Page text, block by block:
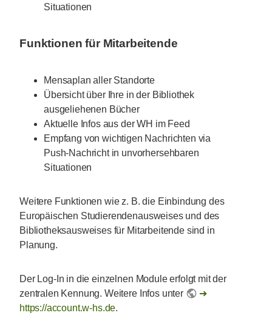
Situationen
Funktionen für Mitarbeitende
Mensaplan aller Standorte
Übersicht über Ihre in der Bibliothek
ausgeliehenen Bücher
Aktuelle Infos aus der WH im Feed
Empfang von wichtigen Nachrichten via
Push-Nachricht in unvorhersehbaren
Situationen
Weitere Funktionen wie z. B. die Einbindung des
Europäischen Studierendenausweises und des
Bibliotheksausweises für Mitarbeitende sind in
Planung.
Der Log-In in die einzelnen Module erfolgt mit der
zentralen Kennung. Weitere Infos unter
https://account.w-hs.de.